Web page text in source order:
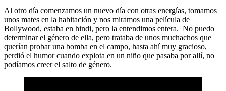
Al otro día comenzamos un nuevo día con otras energías, tomamos
unos mates en la habitación y nos miramos una película de
Bollywood, estaba en hindi, pero la entendimos entera. No puedo
determinar el género de ella, pero trataba de unos muchachos que
querían probar una bomba en el campo, hasta ahí muy gracioso,
perdió el humor cuando explota en un niño que pasaba por allí, no
podíamos creer el salto de género.